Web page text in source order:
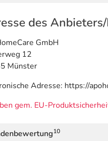
des
GmbH
12
Münster
Adresse: https://
gem. EU-
10